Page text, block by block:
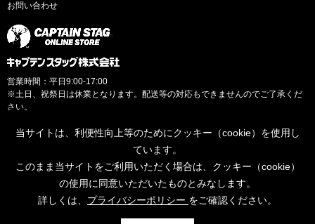
お問い合わせ
営業時間：平日9:00-17:00
※土日、祝祭日は休業となります。配送等の対応もできませんのでご了承くだ
さい。
© CAPTAINSTAG Co.Ltd.
当サイトは、利便性向上等のためにクッキー（cookie）を使用し
ています。
このまま当サイトをご利用いただく場合は、クッキー（cookie）
の使用に同意いただいたものとみなします。
詳しくは、 プライバシーポリシー をご確認ください。